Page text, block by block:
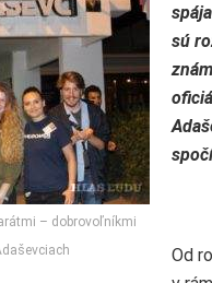
– dobrovoľníkmi
sú
Od